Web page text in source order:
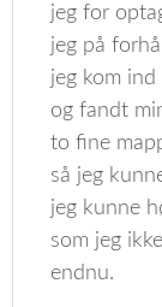
jeg for
jeg på
jeg kom
og fandt
to fine
så jeg
jeg kunne
som jeg
endnu.